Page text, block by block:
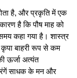
है, और प्रकृति में एक
है कि पौष माह को
कहा गया है। शास्त्र
कृपा बाहरी रूप से कम
ऊर्जा अत्यंत
साधक के मन और